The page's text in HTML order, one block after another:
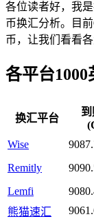
各位读者好，我
币换汇分析。目
币，让我们看看
各平台
换汇平台
Wise
Remitly
Lemfi
熊猫速汇